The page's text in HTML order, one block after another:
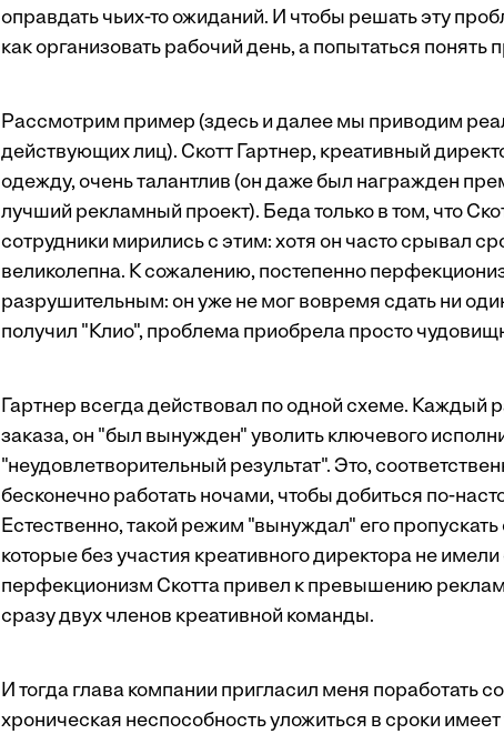
оправдать чьих-то ожиданий. И чтобы решать эту
как организовать рабочий день, а попытаться понять
Рассмотрим пример (здесь и далее мы приводим
действующих лиц). Скотт Гартнер, креативный
одежду, очень талантлив (он даже был награжден
лучший рекламный проект). Беда только в том, что
сотрудники мирились с этим: хотя он часто срывал
великолепна. К сожалению, постепенно
разрушительным: он уже не мог вовремя сдать ни
получил "Клио", проблема приобрела просто
Гартнер всегда действовал по одной схеме. Каждый
заказа, он "был вынужден" уволить ключевого
"неудовлетворительный результат". Это,
бесконечно работать ночами, чтобы добиться по-
Естественно, такой режим "вынуждал" его
которые без участия креативного директора не
перфекционизм Скотта привел к превышению
сразу двух членов креативной команды.
И тогда глава компании пригласил меня поработать
хроническая неспособность уложиться в сроки имеет